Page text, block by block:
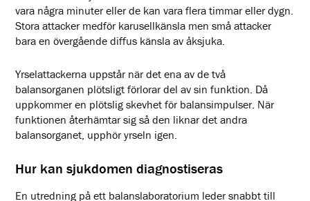
vara några minuter eller de kan vara flera timmar eller dygn.
Stora attacker medför karusellkänsla men små attacker
bara en övergående diffus känsla av åksjuka.
Yrselattackerna uppstår när det ena av de två
balansorganen plötsligt förlorar del av sin funktion. Då
uppkommer en plötslig skevhet för balansimpulser. När
funktionen återhämtar sig så den liknar det andra
balansorganet, upphör yrseln igen.
Hur kan sjukdomen diagnostiseras
En utredning på ett balanslaboratorium leder snabbt till